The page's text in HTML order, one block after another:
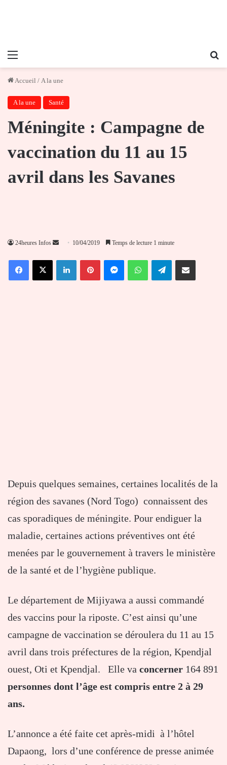
Menu
Accueil / A la une
A la une Santé
Méningite : Campagne de
vaccination du 11 au 15
avril dans les Savanes
24heures Infos
Envoyer
courriel
10/04/2019 Temps de lecture 1 minute
FacebookX LinkedinPinterestMessengerWhatsAppTelegramPartager par email
Depuis quelques semaines, certaines localités de la
région des savanes (Nord Togo) connaissent des
cas sporadiques de méningite. Pour endiguer la
maladie, certaines actions préventives ont été
menées par le gouvernement à travers le ministère
de la santé et de l’hygiène publique.
Le département de Mijiyawa a aussi commandé
des vaccins pour la riposte. C’est ainsi qu’une
campagne de vaccination se déroulera du 11 au 15
avril dans trois préfectures de la région, Kpendjal
ouest, Oti et Kpendjal. Elle va concerner 164 891
personnes dont l’âge est compris entre 2 à 29
ans.
L’annonce a été faite cet après-midi à l’hôtel
Dapaong, lors d’une conférence de presse animée